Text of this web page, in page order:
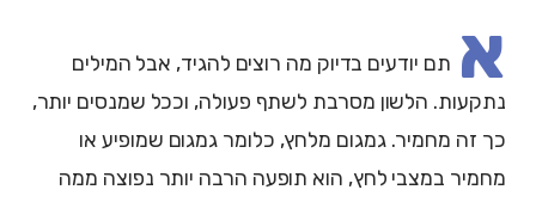
א תם יודעים בדיוק מה רוצים להגיד, אבל המילים
נתקעות. הלשון מסרבת לשתף פעולה, וככל שמנסים יותר,
כך זה מחמיר. גמגום מלחץ, כלומר גמגום שמופיע או
מחמיר במצבי לחץ, הוא תופעה הרבה יותר נפוצה ממה